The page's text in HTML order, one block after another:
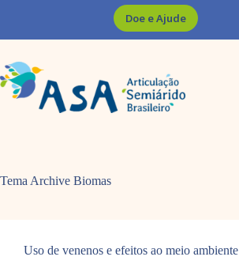
Doe e Ajude
Tema Archive Biomas
Uso de venenos e efeitos ao meio ambiente